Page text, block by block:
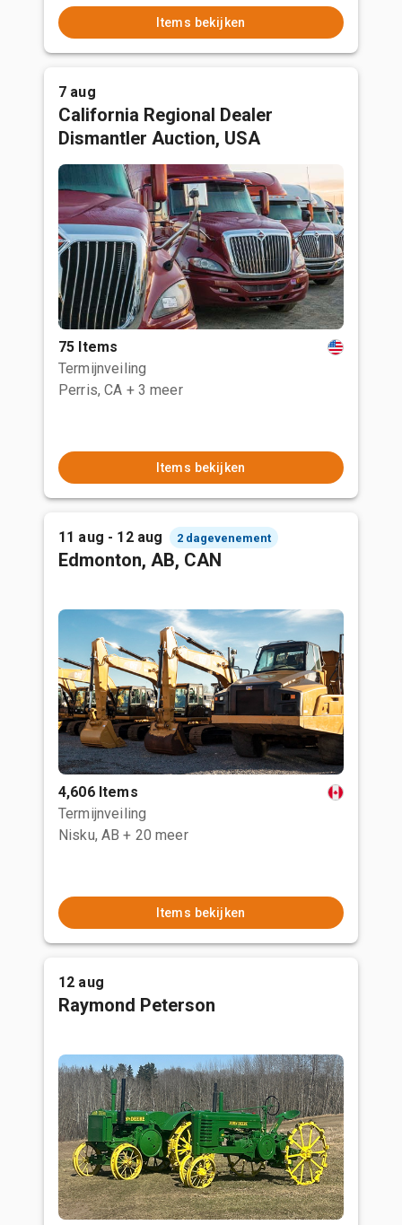
Items bekijken
7 aug
California Regional Dealer
Dismantler Auction, USA
75 Items
Termijnveiling
Perris, CA + 3 meer
Items bekijken
11 aug - 12 aug 2 dagevenement
Edmonton, AB, CAN
4,606 Items
Termijnveiling
Nisku, AB + 20 meer
Items bekijken
12 aug
Raymond Peterson